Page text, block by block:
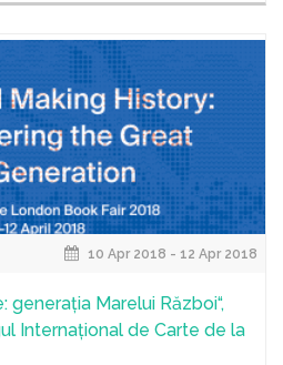
10 Apr 2018 - 12 Apr 2018
generația Marelui Război“,
Internațional de Carte de la